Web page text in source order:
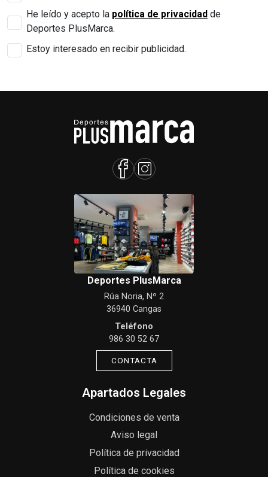
He leído y acepto la política de privacidad de
Deportes PlusMarca.
Estoy interesado en recibir publicidad.
Deportes PlusMarca
Rúa Noria, Nº 2
36940 Cangas
Teléfono
986 30 52 67
CONTACTA
Apartados Legales
Condiciones de venta
Aviso legal
Política de privacidad
Política de cookies